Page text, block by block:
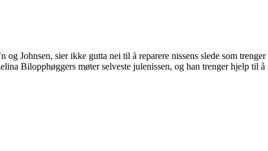
Johnsen, sier ikke gutta nei til å reparere nissens slede som
Bilopphøggers møter selveste julenissen, og han trenger hjelp til å